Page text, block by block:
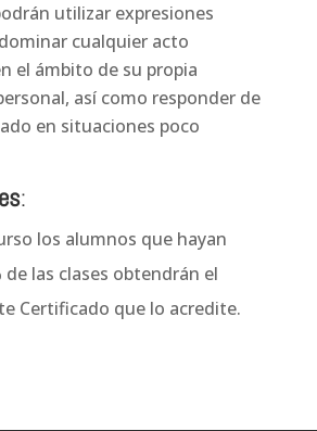
utilizar expresiones
cualquier acto
el ámbito de su propia
así como responder de
en situaciones poco
:
los alumnos que hayan
de las clases obtendrán el
Certificado que lo acredite.